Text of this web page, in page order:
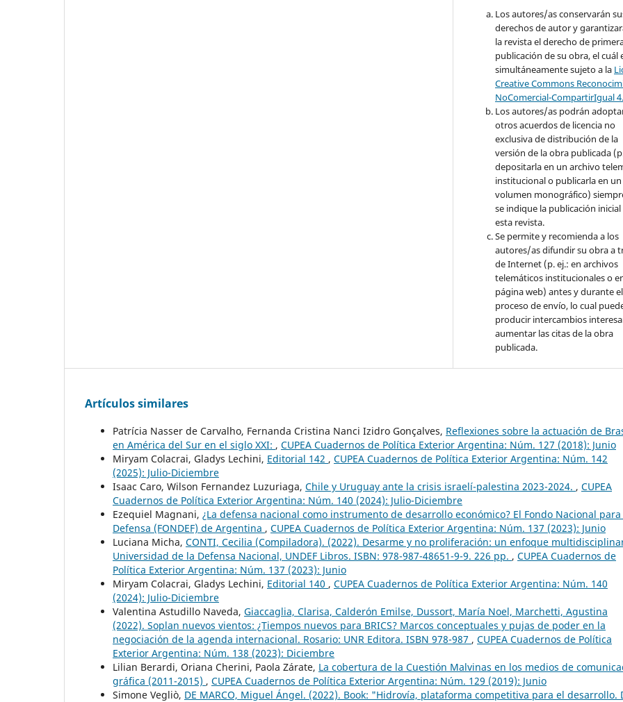
Los autores/as conservarán
derechos de autor y
la revista el derecho de
publicación de su obra, el cuál
simultáneamente sujeto a la
Creative Commons
NoComercial-CompartirIgual
Los autores/as podrán
otros acuerdos de licencia no
exclusiva de distribución de la
versión de la obra publicada
depositarla en un archivo
institucional o publicarla en un
volumen monográfico)
se indique la publicación inicial
esta revista.
Se permite y recomienda a los
autores/as difundir su obra a
de Internet (p. ej.: en archivos
telemáticos institucionales o
página web) antes y durante el
proceso de envío, lo cual
producir intercambios
aumentar las citas de la obra
publicada.
Artículos similares
Patrícia Nasser de Carvalho, Fernanda Cristina Nanci Izidro Gonçalves, Reflexiones sobre la actuación de
en América del Sur en el siglo XXI: , CUPEA Cuadernos de Política Exterior Argentina: Núm. 127 (2018): Junio
Miryam Colacrai, Gladys Lechini, Editorial 142 , CUPEA Cuadernos de Política Exterior Argentina: Núm. 142
(2025): Julio-Diciembre
Isaac Caro, Wilson Fernandez Luzuriaga, Chile y Uruguay ante la crisis israelí-palestina 2023-2024. , CUPEA
Cuadernos de Política Exterior Argentina: Núm. 140 (2024): Julio-Diciembre
Ezequiel Magnani, ¿La defensa nacional como instrumento de desarrollo económico? El Fondo Nacional para
Defensa (FONDEF) de Argentina , CUPEA Cuadernos de Política Exterior Argentina: Núm. 137 (2023): Junio
Luciana Micha, CONTI, Cecilia (Compiladora). (2022). Desarme y no proliferación: un enfoque
Universidad de la Defensa Nacional, UNDEF Libros. ISBN: 978-987-48651-9-9. 226 pp. , CUPEA Cuadernos de
Política Exterior Argentina: Núm. 137 (2023): Junio
Miryam Colacrai, Gladys Lechini, Editorial 140 , CUPEA Cuadernos de Política Exterior Argentina: Núm. 140
(2024): Julio-Diciembre
Valentina Astudillo Naveda, Giaccaglia, Clarisa, Calderón Emilse, Dussort, María Noel, Marchetti, Agustina
(2022). Soplan nuevos vientos: ¿Tiempos nuevos para BRICS? Marcos conceptuales y pujas de poder en la
negociación de la agenda internacional. Rosario: UNR Editora. ISBN 978-987 , CUPEA Cuadernos de Política
Exterior Argentina: Núm. 138 (2023): Diciembre
Lilian Berardi, Oriana Cherini, Paola Zárate, La cobertura de la Cuestión Malvinas en los medios de
gráfica (2011-2015) , CUPEA Cuadernos de Política Exterior Argentina: Núm. 129 (2019): Junio
Simone Vegliò, DE MARCO, Miguel Ángel. (2022). Book: "Hidrovía, plataforma competitiva para el desarrollo.